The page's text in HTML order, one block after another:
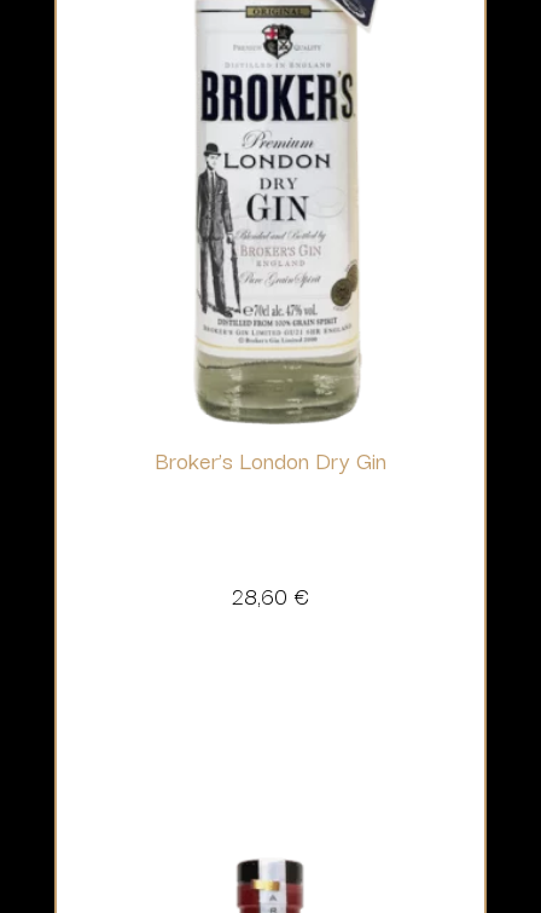
Broker’s London Dry Gin
28,60 €